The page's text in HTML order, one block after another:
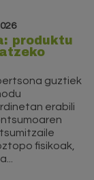
produktu
guztiek
erabili
fisikoak,